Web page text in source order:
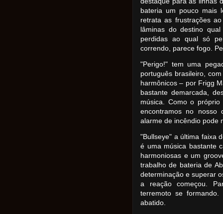
bateria um pouco mais
retrata as frustrações
lâminas do destino
perdidas ao qual só
correndo, parece fogo.
"Perigo!" tem uma
português brasileiro,
harmônicos – por Frigg
bastante demarcada,
música. Como o
encontramos no nosso
alarme de incêndio pode
"Bullseye" a última faixa
é uma música bastante
harmoniosas e um
trabalho de bateria de
determinação e superar
a reação começou.
terremoto se
abatido.